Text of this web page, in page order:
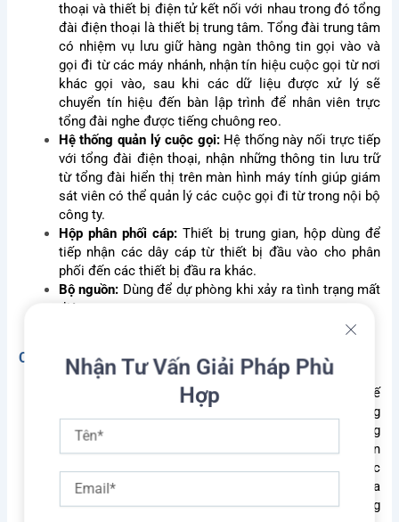
thoại và thiết bị điện tử kết nối với nhau trong đó tổng
đài điện thoại là thiết bị trung tâm. Tổng đài trung tâm
có nhiệm vụ lưu giữ hàng ngàn thông tin gọi vào và
gọi đi từ các máy nhánh, nhận tín hiệu cuộc gọi từ nơi
khác gọi vào, sau khi các dữ liệu được xử lý sẽ
chuyển tín hiệu đến bàn lập trình để nhân viên trực
tổng đài nghe được tiếng chuông reo.
Hệ thống quản lý cuộc gọi:Hệ thống này nối trực tiếp
với tổng đài điện thoại, nhận những thông tin lưu trữ
từ tổng đài hiển thị trên màn hình máy tính giúp giám
sát viên có thể quản lý các cuộc gọi đi từ trong nội bộ
công ty.
Hộp phân phối cáp: Thiết bị trung gian, hộp dùng để
tiếp nhận các dây cáp từ thiết bị đầu vào cho phân
phối đến các thiết bị đầu ra khác.
Bộ nguồn: Dùng để dự phòng khi xảy ra tình trạng mất
điện.
Các thiết bị đầu ra của IP Call Center
Bàn lập trình (máy key):Bàn lập trình được thiết kế
theo hình dạng của một máy điện thoại, được sử dụng
để cài đặt theo các yêu cầu riêng biệt của từng công
ty, bàn lập trình có tính năng nhận thông tin truyền đến
từ tổng đài điện thọai và cho phép kết nối các cuộc
gọi đến từng máy nhánh, cho hiển thị thông tin của
các máy nhánh báo hiệu cho biết máy nhánh nào đang
Nhận Tư Vấn Giải Pháp Phù
Hợp
Tên